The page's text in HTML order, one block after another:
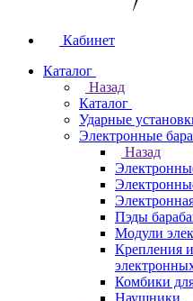
Кабинет
Каталог
Назад
Каталог
Ударные
Электронные
Назад
Пэды
Модули
Крепления
Комбики
Наушники